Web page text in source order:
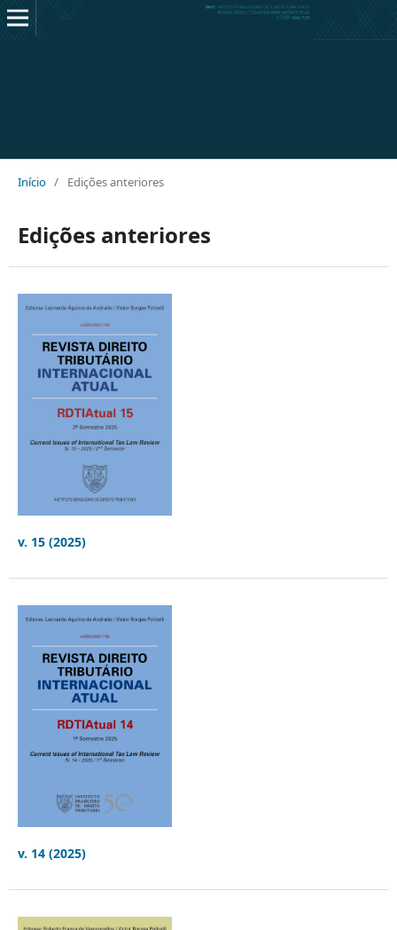
Início / Edições anteriores
Edições anteriores
v. 15 (2025)
v. 14 (2025)